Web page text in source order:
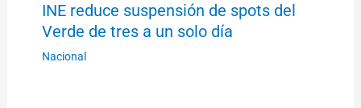
INE reduce suspensión de spots del
Verde de tres a un solo día
Nacional